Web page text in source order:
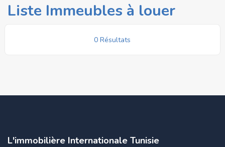
Liste Immeubles à louer
0 Résultats
L'immobilière Internationale Tunisie